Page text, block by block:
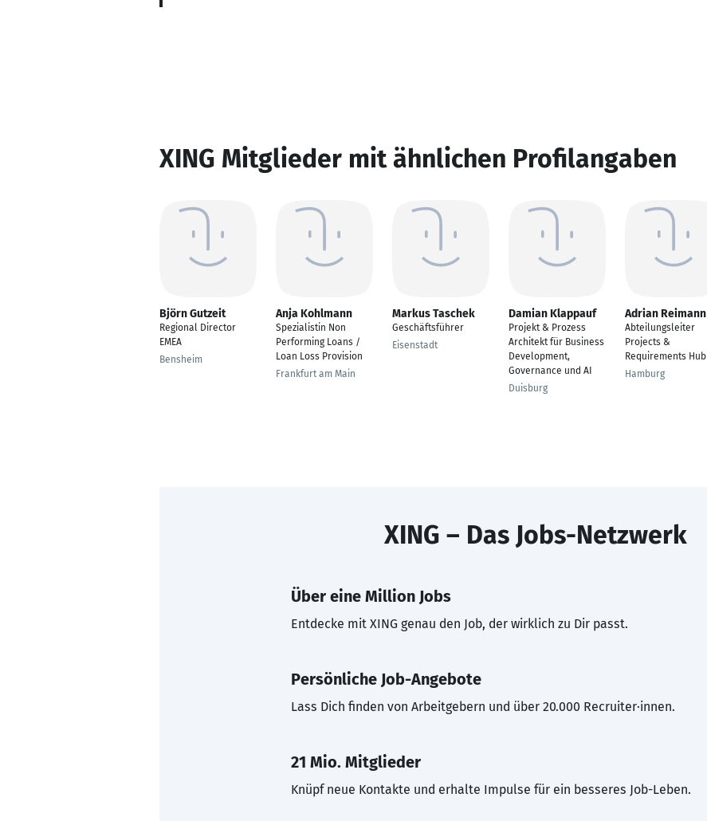
XING Mitglieder mit ähnlichen Profilangaben
Björn Gutzeit
Regional Director
EMEA
Bensheim
Anja Kohlmann
Spezialistin Non
Performing Loans /
Loan Loss Provision
Frankfurt am Main
Markus Taschek
Geschäftsführer
Eisenstadt
Damian Klappauf
Projekt & Prozess
Architekt für Business
Development,
Governance und AI
Duisburg
Adrian Reimann
Abteilungsleiter
Projects &
Requirements Hub
Hamburg
XING – Das Jobs-Netzwerk
Über eine Million Jobs
Entdecke mit XING genau den Job, der wirklich zu Dir passt.
Persönliche Job-Angebote
Lass Dich finden von Arbeitgebern und über 20.000 Recruiter·innen.
21 Mio. Mitglieder
Knüpf neue Kontakte und erhalte Impulse für ein besseres Job-Leben.